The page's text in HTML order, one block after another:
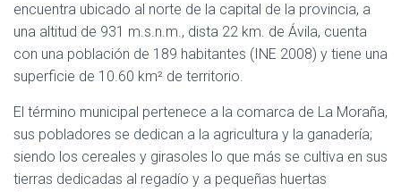
encuentra ubicado al norte de la capital de la provincia, a
una altitud de 931 m.s.n.m., dista 22 km. de Ávila, cuenta
con una población de 189 habitantes (INE 2008) y tiene una
superficie de 10.60 km² de territorio.
El término municipal pertenece a la comarca de La Moraña,
sus pobladores se dedican a la agricultura y la ganadería;
siendo los cereales y girasoles lo que más se cultiva en sus
tierras dedicadas al regadío y a pequeñas huertas